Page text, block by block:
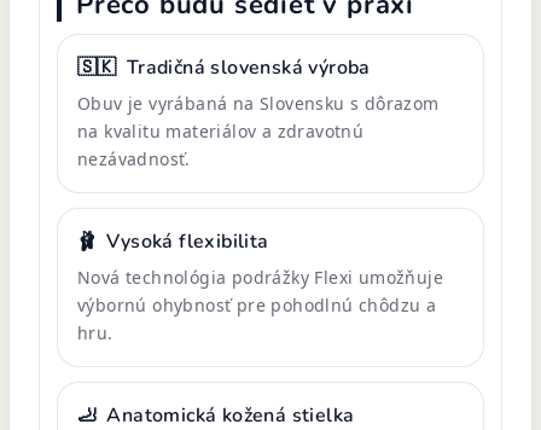
🇸🇰 Tradičná slovenská výroba
Obuv je vyrábaná na Slovensku s dôrazom
na kvalitu materiálov a zdravotnú
nezávadnosť.
🩰 Vysoká flexibilita
Nová technológia podrážky Flexi umožňuje
výbornú ohybnosť pre pohodlnú chôdzu a
hru.
🦶 Anatomická kožená stielka